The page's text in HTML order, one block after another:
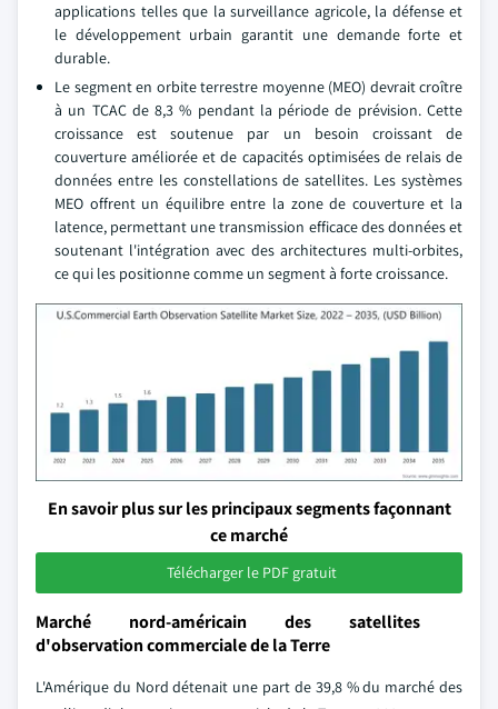
applications telles que la surveillance agricole, la défense et
le développement urbain garantit une demande forte et
durable.
Le segment en orbite terrestre moyenne (MEO) devrait croître
à un TCAC de 8,3 % pendant la période de prévision. Cette
croissance est soutenue par un besoin croissant de
couverture améliorée et de capacités optimisées de relais de
données entre les constellations de satellites. Les systèmes
MEO offrent un équilibre entre la zone de couverture et la
latence, permettant une transmission efficace des données et
soutenant l'intégration avec des architectures multi-orbites,
ce qui les positionne comme un segment à forte croissance.
En savoir plus sur les principaux segments façonnant
ce marché
Télécharger le PDF gratuit
Marché nord-américain des satellites
d'observation commerciale de la Terre
L'Amérique du Nord détenait une part de 39,8 % du marché des